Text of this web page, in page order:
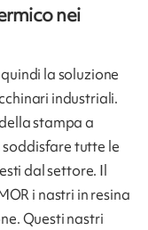
nei
la soluzione
industriali.
stampa a
tutte le
dal settore. Il
i nastri in resina
Questi nastri